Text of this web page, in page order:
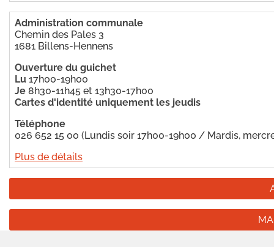
Administration communale
Chemin des Pales 3
1681 Billens-Hennens
Ouverture du guichet
Lu 17h00-19h00
Je 8h30-11h45 et 13h30-17h00
Cartes d'identité uniquement les jeudis
Téléphone
026 652 15 00 (Lundis soir 17h00-19h00 / Mardis,
Plus de détails